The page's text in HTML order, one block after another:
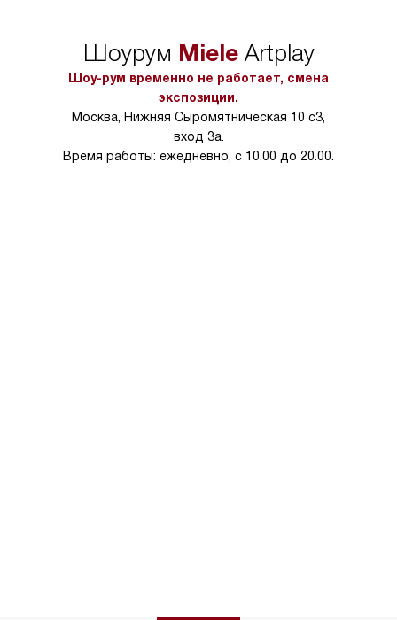
в условиях
тарифы на услуги
Шоурум MieleArtplay
Шоу-рум временно не работает, смена
экспозиции.
Москва, Нижняя Сыромятническая 10 с3,
вход 3а.
Время работы: ежедневно, с 10.00 до 20.00.